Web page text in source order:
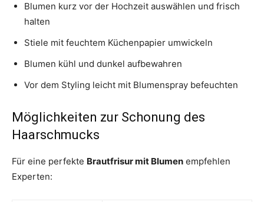
Blumen kurz vor der Hochzeit auswählen und frisch
halten
Stiele mit feuchtem Küchenpapier umwickeln
Blumen kühl und dunkel aufbewahren
Vor dem Styling leicht mit Blumenspray befeuchten
Möglichkeiten zur Schonung des
Haarschmucks
Für eine perfekte Brautfrisur mit Blumen empfehlen
Experten: